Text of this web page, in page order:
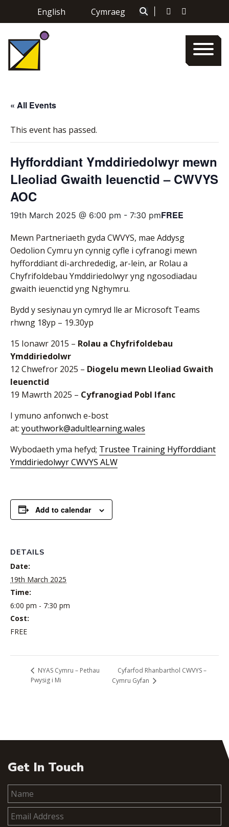
English Cymraeg
« All Events
This event has passed.
Hyfforddiant Ymddiriedolwyr mewn
Lleoliad Gwaith Ieuenctid – CWVYS
AOC
19th March 2025 @ 6:00 pm - 7:30 pmFREE
Mewn Partneriaeth gyda CWVYS, mae Addysg
Oedolion Cymru yn cynnig cyfle i cyfranogi mewn
hyfforddiant di-archrededig, ar-lein, ar Rolau a
Chyfrifoldebau Ymddiriedolwyr yng ngosodiadau
gwaith ieuenctid yng Nghymru.
Bydd y sesiynau yn cymryd lle ar Microsoft Teams
rhwng 18yp – 19.30yp
15 Ionawr 2015 – Rolau a Chyfrifoldebau
Ymddiriedolwr
12 Chwefror 2025 – Diogelu mewn Lleoliad Gwaith
Ieuenctid
19 Mawrth 2025 – Cyfranogiad Pobl Ifanc
I ymuno anfonwch e-bost
at: youthwork@adultlearning.wales
Wybodaeth yma hefyd; Trustee Training Hyfforddiant
Ymddiriedolwyr CWVYS ALW
Add to calendar
DETAILS
Date:
19th March 2025
Time:
6:00 pm - 7:30 pm
Cost:
FREE
NYAS Cymru – Pethau
Pwysig i Mi
Cyfarfod Rhanbarthol CWVYS –
Cymru Gyfan
Get In Touch